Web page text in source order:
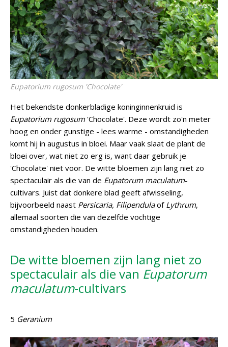
Eupatorium rugosum 'Chocolate'
Het bekendste donkerbladige koninginnenkruid is
Eupatorium rugosum'Chocolate'. Deze wordt zo'n meter
hoog en onder gunstige - lees warme - omstandigheden
komt hij in augustus in bloei. Maar vaak slaat de plant de
bloei over, wat niet zo erg is, want daar gebruik je
'Chocolate' niet voor. De witte bloemen zijn lang niet zo
spectaculair als die van de Eupatorum maculatum-
cultivars. Juist dat donkere blad geeft afwisseling,
bijvoorbeeld naast Persicaria, Filipendulaof Lythrum,
allemaal soorten die van dezelfde vochtige
omstandigheden houden.
De witte bloemen zijn lang niet zo
spectaculair als die van Eupatorum
maculatum-cultivars
5 Geranium